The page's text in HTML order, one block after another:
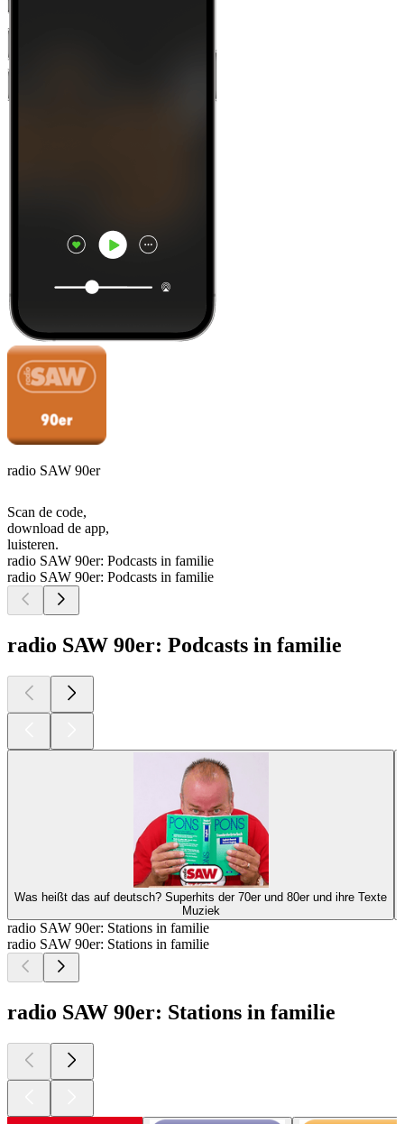
radio SAW 90er
Scan de code,
download de app,
luisteren.
radio SAW 90er: Podcasts in familie
radio SAW 90er: Podcasts in familie
radio SAW 90er: Podcasts in familie
Was heißt das auf deutsch? Superhits der 70er und 80er und ihre Texte
Muziek
radio SAW 90er: Stations in familie
radio SAW 90er: Stations in familie
radio SAW 90er: Stations in familie